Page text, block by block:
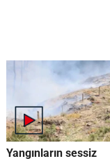
Yangınların sessiz